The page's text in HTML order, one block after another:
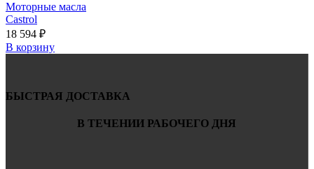
Моторные масла
Castrol
18 594 ₽
В корзину
БЫСТРАЯ ДОСТАВКА
В ТЕЧЕНИИ РАБОЧЕГО ДНЯ